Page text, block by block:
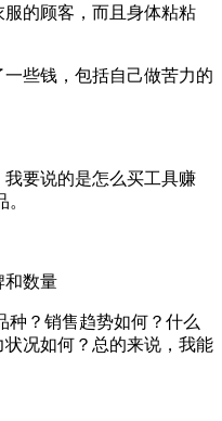
的顾客，而且身体粘粘
些钱，包括自己做苦力的
要说的是怎么买工具赚
和数量
种？销售趋势如何？什么
况如何？总的来说，我能